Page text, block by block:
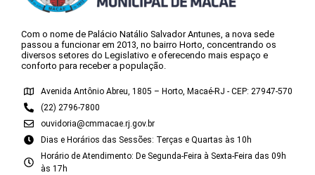
Com o nome de Palácio Natálio Salvador Antunes, a nova sede
passou a funcionar em 2013, no bairro Horto, concentrando os
diversos setores do Legislativo e oferecendo mais espaço e
conforto para receber a população.
Avenida Antônio Abreu, 1805 – Horto, Macaé-RJ - CEP: 27947-570
(22) 2796-7800
ouvidoria@cmmacae.rj.gov.br
Dias e Horários das Sessões: Terças e Quartas às 10h
Horário de Atendimento: De Segunda-Feira à Sexta-Feira das 09h
às 17h